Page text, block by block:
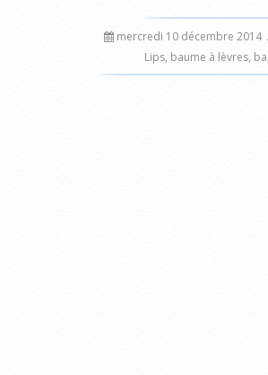
mercredi 10 décembre 2014
Lips, baume à lèvres,